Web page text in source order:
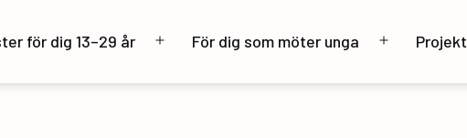
för dig 13–29 år
ÖppnaFör dig som möter unga
ÖppnaProjekt